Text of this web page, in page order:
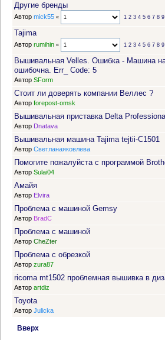
Другие бренды
Автор mick55 « 1 2 3 4 5 6 7 8 9
Tajima
Автор rumihin « 1 2 3 4 5 6 7 8 9
Вышивальная Velles. Ошибка - Машина
ошибочна. Err_ Code: 5
Автор SForm
Стоит ли доверять компании Веллес ?
Автор forepost-omsk
Вышивальная приставка Delta
Автор Dnatava
Вышивальная машина Tajima tejtii-C1501
Автор Светланаяковлева
Помогите пожалуйста с программой
Автор Sulai04
Амайя
Автор Elvira
Проблема с машиной Gemsy
Автор BradC
Проблема с машиной
Автор CheZter
Проблема с обрезкой
Автор zura87
ricoma mt1502 проблемная вышивка в
Автор artdiz
Toyota
Автор Julicka
Вверх